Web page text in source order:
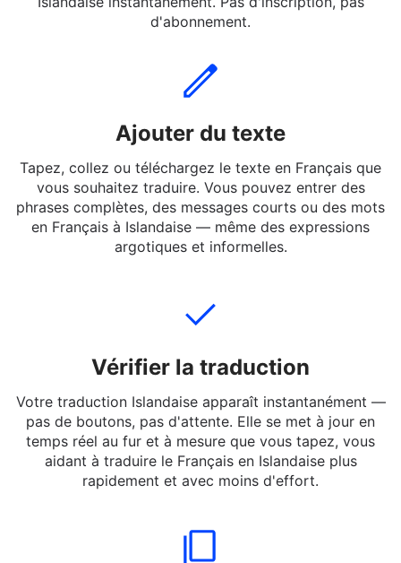
Il vous suffit de coller votre texte anglais — obtenez
d'abonnement.
Ajouter du texte
Tapez, collez ou téléchargez le texte en Français que
vous souhaitez traduire. Vous pouvez entrer des
phrases complètes, des messages courts ou des mots
Vérifier la traduction
Votre traduction Islandaise apparaît instantanément —
pas de boutons, pas d'attente. Elle se met à jour en
temps réel au fur et à mesure que vous tapez, vous
rapidement et avec moins d'effort.